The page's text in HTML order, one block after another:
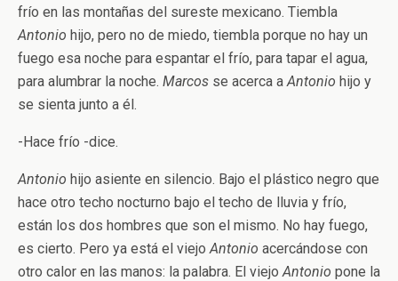
frío en las montañas del sureste mexicano. Tiembla
Antonio hijo, pero no de miedo, tiembla porque no hay un
fuego esa noche para espantar el frío, para tapar el agua,
para alumbrar la noche. Marcos se acerca aAntonio hijo y
se sienta junto a él.
-Hace frío -dice.
Antonio hijo asiente en silencio. Bajo el plástico negro que
hace otro techo nocturno bajo el techo de lluvia y frío,
están los dos hombres que son el mismo. No hay fuego,
es cierto. Pero ya está el viejoAntonio acercándose con
otro calor en las manos: la palabra. El viejoAntonio pone la